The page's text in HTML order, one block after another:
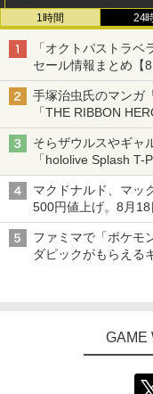
1時間 24
「オクトパストラ
セール情報まとめ【8
ニンテンドーeショ
手塚治虫氏のマンガ
「THE RIBBON
そらザウルスやギャ
「hololive Splash T-
ライン販売開始
マクドナルド、マッ
500円値上げ。8月
ファミマで「ポケモ
ダピックがもらえる
GAME